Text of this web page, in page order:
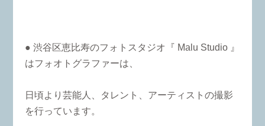
● 渋谷区恵比寿のフォトスタジオ『 Malu Studio 』
はフォオトグラファーは、
日頃より芸能人、タレント、アーティストの撮影
を行っています。